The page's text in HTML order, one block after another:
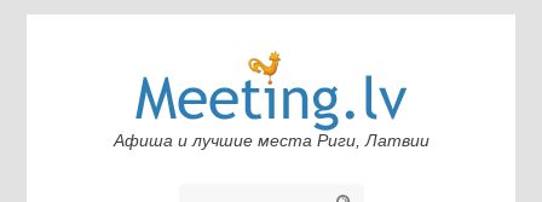
Афиша и лучшие места Риги, Латвии